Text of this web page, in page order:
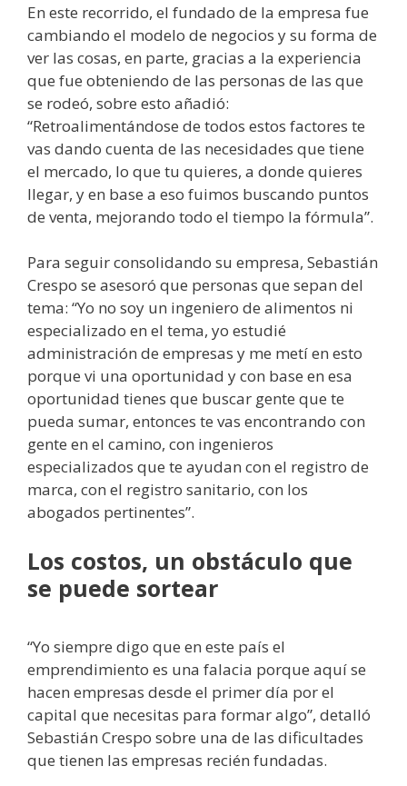
En este recorrido, el fundado de la empresa fue
cambiando el modelo de negocios y su forma de
ver las cosas, en parte, gracias a la experiencia
que fue obteniendo de las personas de las que
se rodeó, sobre esto añadió:
“Retroalimentándose de todos estos factores te
vas dando cuenta de las necesidades que tiene
el mercado, lo que tu quieres, a donde quieres
llegar, y en base a eso fuimos buscando puntos
de venta, mejorando todo el tiempo la fórmula”.
Para seguir consolidando su empresa, Sebastián
Crespo se asesoró que personas que sepan del
tema: “Yo no soy un ingeniero de alimentos ni
especializado en el tema, yo estudié
administración de empresas y me metí en esto
porque vi una oportunidad y con base en esa
oportunidad tienes que buscar gente que te
pueda sumar, entonces te vas encontrando con
gente en el camino, con ingenieros
especializados que te ayudan con el registro de
marca, con el registro sanitario, con los
abogados pertinentes”.
Los costos, un obstáculo que
se puede sortear
“Yo siempre digo que en este país el
emprendimiento es una falacia porque aquí se
hacen empresas desde el primer día por el
capital que necesitas para formar algo”, detalló
Sebastián Crespo sobre una de las dificultades
que tienen las empresas recién fundadas.